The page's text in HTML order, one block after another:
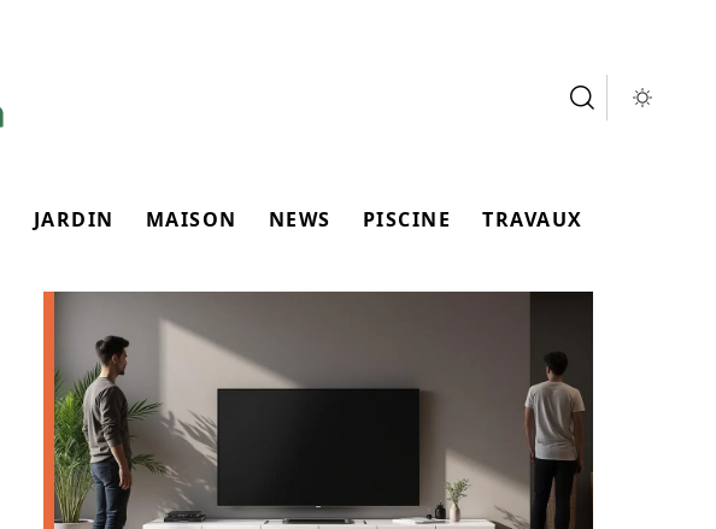
JARDIN MAISON NEWS PISCINE TRAVAUX